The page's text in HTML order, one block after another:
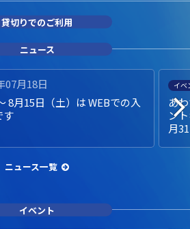
貸切りでのご利用
ニュース
07月18日
8月15日（土）は WEBでの入
す
イベ
あ
ン
月
ニュース一覧
イベント